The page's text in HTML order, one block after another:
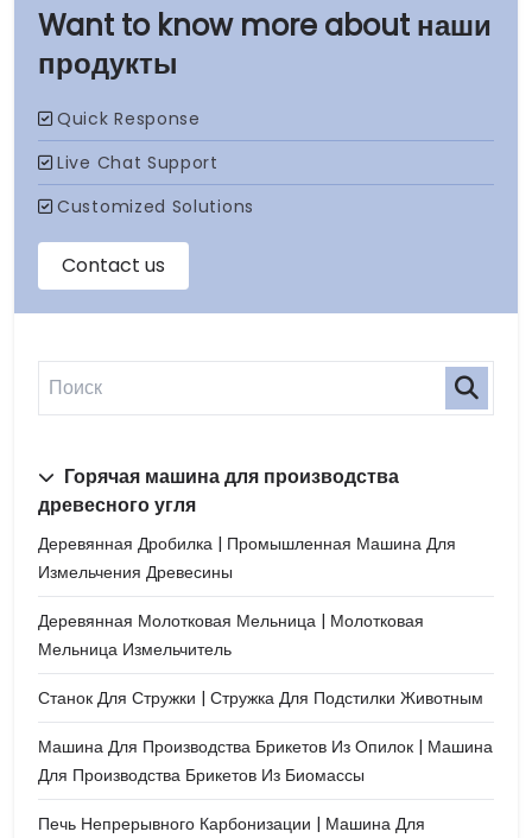
наши
продукты
Горячая машина для производства
древесного угля
Деревянная Дробилка | Промышленная Машина Для
Измельчения Древесины
Деревянная Молотковая Мельница | Молотковая
Мельница Измельчитель
Станок Для Стружки | Стружка Для Подстилки Животным
Машина Для Производства Брикетов Из Опилок | Машина
Для Производства Брикетов Из Биомассы
Печь Непрерывного Карбонизации | Машина Для